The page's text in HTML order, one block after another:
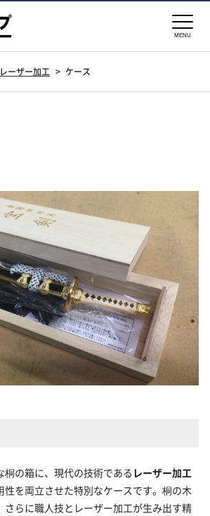
MENU
レーザー加工 > ケース
桐の箱に、現代の技術である レーザー加工
性を両立させた特別なケースです。桐の木
さらに職人技とレーザー加工が生み出す精